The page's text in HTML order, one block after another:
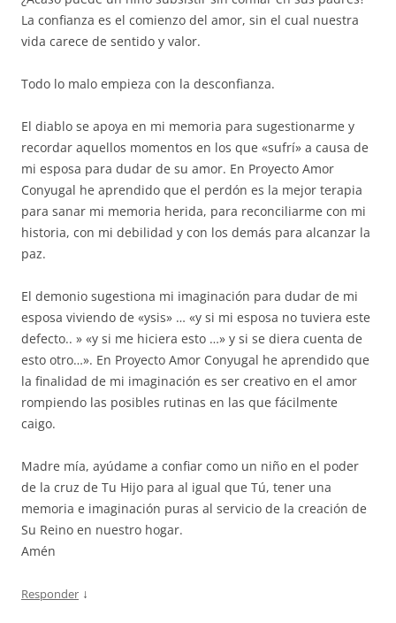
La confianza es el comienzo del amor, sin el cual nuestra
vida carece de sentido y valor.
Todo lo malo empieza con la desconfianza.
El diablo se apoya en mi memoria para sugestionarme y
recordar aquellos momentos en los que «sufrí» a causa de
mi esposa para dudar de su amor. En Proyecto Amor
Conyugal he aprendido que el perdón es la mejor terapia
para sanar mi memoria herida, para reconciliarme con mi
historia, con mi debilidad y con los demás para alcanzar la
paz.
El demonio sugestiona mi imaginación para dudar de mi
esposa viviendo de «ysis» … «y si mi esposa no tuviera este
defecto.. » «y si me hiciera esto …» y si se diera cuenta de
esto otro…». En Proyecto Amor Conyugal he aprendido que
la finalidad de mi imaginación es ser creativo en el amor
rompiendo las posibles rutinas en las que fácilmente
caigo.
Madre mía, ayúdame a confiar como un niño en el poder
de la cruz de Tu Hijo para al igual que Tú, tener una
memoria e imaginación puras al servicio de la creación de
Su Reino en nuestro hogar.
Amén
Responder ↓